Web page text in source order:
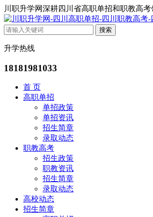
川职升学网深耕四川省高职单招和职教高
升学热线
18181981033
首 页
高职单招
单招政策
单招资讯
招生简章
录取动态
职教高考
招生政策
职教资讯
招生简章
录取动态
高校动态
招生简章